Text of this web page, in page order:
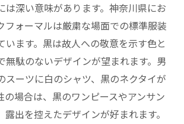
は深い意味があります。神奈川県にお
フォーマルは厳粛な場面での標準服装
います。黒は故人への敬意を示す色と
無駄のないデザインが望まれます。男
スーツに白のシャツ、黒のネクタイが
の場合は、黒のワンピースやアンサン
出を控えたデザインが好まれます。